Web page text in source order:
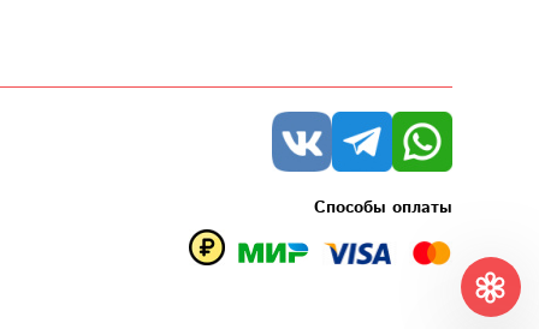
Способы оплаты